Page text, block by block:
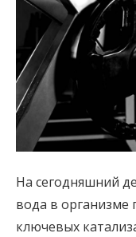
На сегодняшний
вода в организме
ключевых